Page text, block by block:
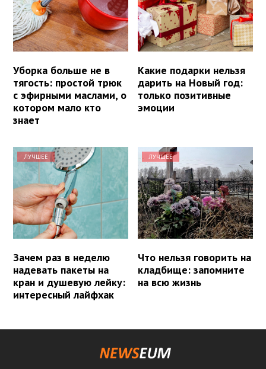
Уборка больше не в
тягость: простой трюк
с эфирными маслами, о
котором мало кто
знает
Какие подарки нельзя
дарить на Новый год:
только позитивные
эмоции
ЛУЧШЕЕ
Зачем раз в неделю
надевать пакеты на
кран и душевую лейку:
интересный лайфхак
ЛУЧШЕЕ
Что нельзя говорить на
кладбище: запомните
на всю жизнь